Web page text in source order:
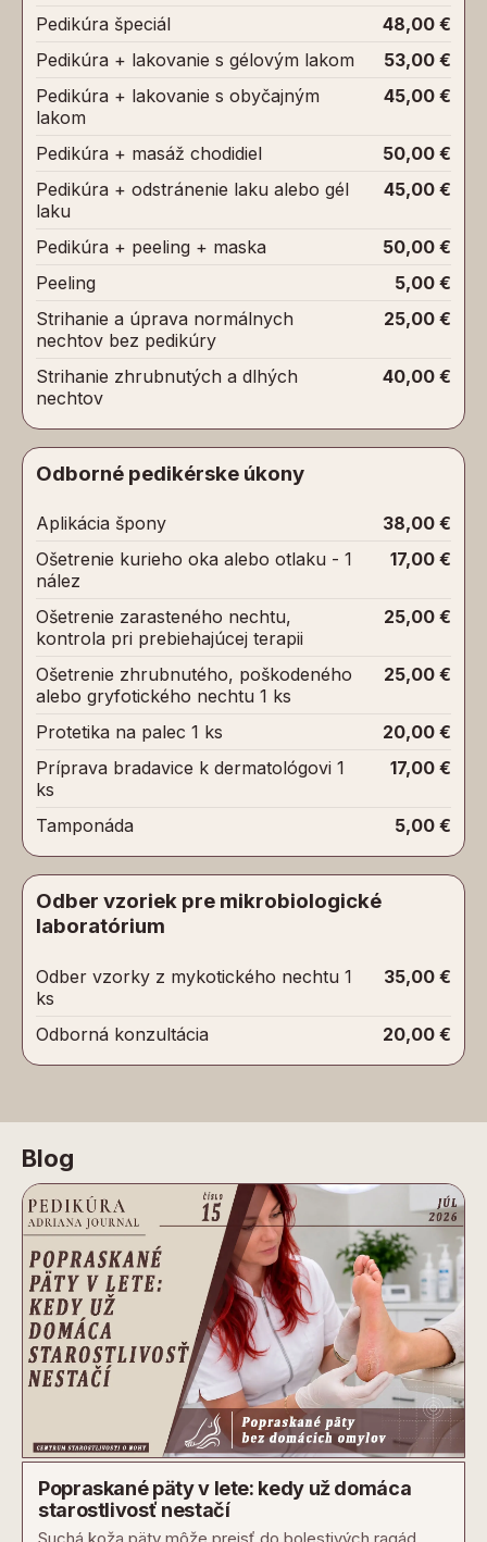
Pedikúra špeciál
48,00 €
Pedikúra + lakovanie s gélovým lakom
53,00 €
Pedikúra + lakovanie s obyčajným
lakom
45,00 €
Pedikúra + masáž chodidiel
50,00 €
Pedikúra + odstránenie laku alebo gél
laku
45,00 €
Pedikúra + peeling + maska
50,00 €
Peeling
5,00 €
Strihanie a úprava normálnych
nechtov bez pedikúry
25,00 €
Strihanie zhrubnutých a dlhých
nechtov
40,00 €
Odborné pedikérske úkony
Aplikácia špony
38,00 €
Ošetrenie kurieho oka alebo otlaku - 1
nález
17,00 €
Ošetrenie zarasteného nechtu,
kontrola pri prebiehajúcej terapii
25,00 €
Ošetrenie zhrubnutého, poškodeného
alebo gryfotického nechtu 1 ks
25,00 €
Protetika na palec 1 ks
20,00 €
Príprava bradavice k dermatológovi 1
ks
17,00 €
Tamponáda 5,00 €
Odber vzoriek pre mikrobiologické
laboratórium
Odber vzorky z mykotického nechtu 1
ks
35,00 €
Odborná konzultácia 20,00 €
Blog
Popraskané päty v lete: kedy už domáca
starostlivosť nestačí